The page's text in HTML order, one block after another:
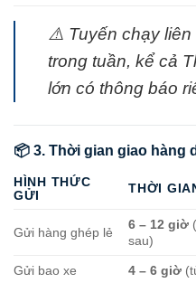
⚠️ Tuyến chạy liên
trong tuần, kể cả
lớn có thông báo
📦 3. Thời gian giao hàng
HÌNH THỨC
GỬI
THỜI
Gửi hàng ghép lẻ
6 – 12 giờ
sau)
Gửi bao xe 4 – 6 giờ